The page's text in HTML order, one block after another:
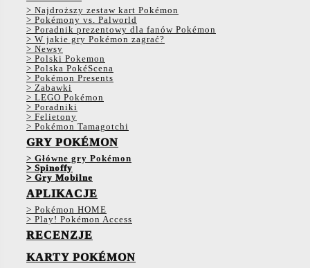
> Najdroższy zestaw kart Pokémon
> Pokémony vs. Palworld
> Poradnik prezentowy dla fanów Pokémon
> W jakie gry Pokémon zagrać?
> Newsy
> Polski Pokemon
> Polska PokéScena
> Pokémon Presents
> Zabawki
> LEGO Pokémon
> Poradniki
> Felietony
> Pokémon Tamagotchi
GRY POKÉMON
> Główne gry Pokémon
> Spinoffy
> Gry Mobilne
APLIKACJE
> Pokémon HOME
> Play! Pokémon Access
RECENZJE
KARTY POKÉMON